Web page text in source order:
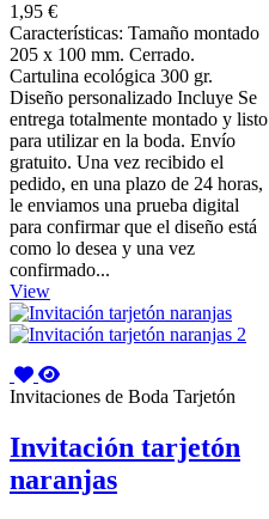
1,95 €
Características: Tamaño montado
205 x 100 mm. Cerrado.
Cartulina ecológica 300 gr.
Diseño personalizado Incluye Se
entrega totalmente montado y listo
para utilizar en la boda. Envío
gratuito. Una vez recibido el
pedido, en una plazo de 24 horas,
le enviamos una prueba digital
para confirmar que el diseño está
como lo desea y una vez
confirmado...
View
Invitaciones de Boda Tarjetón
Invitación tarjetón
naranjas